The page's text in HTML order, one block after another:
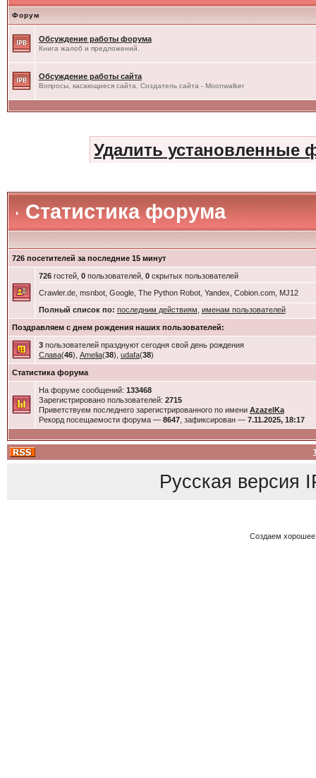
Форум
Обсуждение работы форума
Книга жалоб и предложений.
Обсуждение работы сайта
Вопросы, касающиеся сайта. Создатель сайта - Moonwalker
Удалить установленные
Статистика форума
726 посетителей за последние 15 минут
726гостей, 0пользователей, 0скрытых пользователей
Crawler.de, msnbot, Google, The Python Robot, Yandex, Cobion.com, MJ12
Полный список по: последним действиям именам пользователей
Поздравляем с днем рождения наших пользователей:
3пользователей празднуют сегодня свой день рождения
Слава(46), Amelia(38), udafa(38)
Статистика форума
На форуме сообщений: 133468
Зарегистрировано пользователей: 2715
Приветствуем последнего зарегистрированного по имени AzazelKa
Рекорд посещаемости форума — 8647, зафиксирован — 7.11.2025, 18:17
Русская версия
Создаем